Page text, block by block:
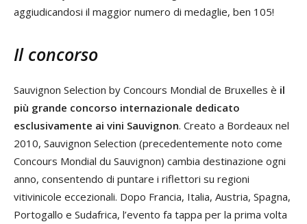
aggiudicandosi il maggior numero di medaglie, ben 105!
Il concorso
Sauvignon Selection by Concours Mondial de Bruxelles è il
più grande concorso internazionale dedicato
esclusivamente ai vini Sauvignon. Creato a Bordeaux nel
2010, Sauvignon Selection (precedentemente noto come
Concours Mondial du Sauvignon) cambia destinazione ogni
anno, consentendo di puntare i riflettori su regioni
vitivinicole eccezionali. Dopo Francia, Italia, Austria, Spagna,
Portogallo e Sudafrica, l’evento fa tappa per la prima volta